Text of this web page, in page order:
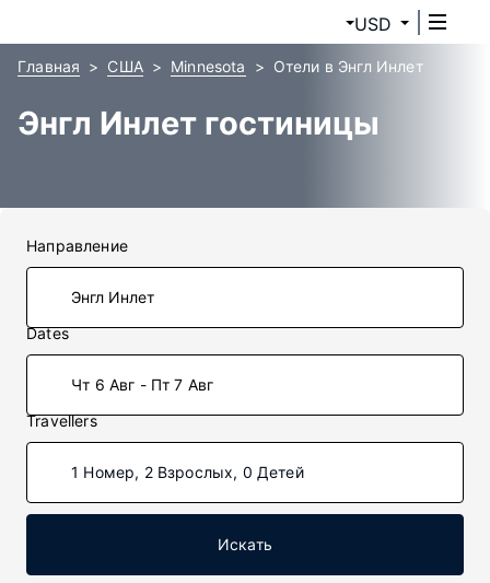
USD
Главная США Minnesota Отели в Энгл Инлет
Энгл Инлет гостиницы
Направление
Dates
Чт 6 Авг - Пт 7 Авг
Travellers
1 Номер, 2 Взрослых, 0 Детей
Искать